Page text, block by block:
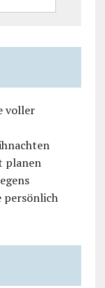
voller
planen
persönlich